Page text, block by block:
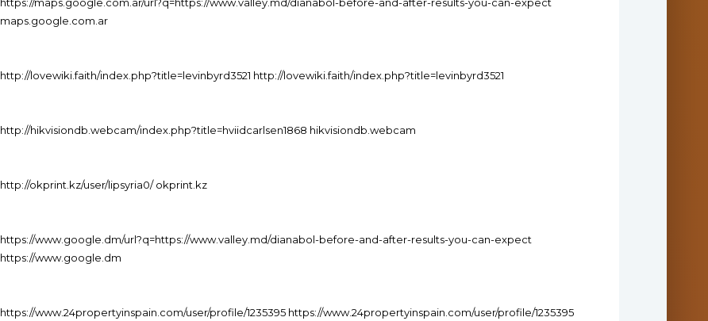
maps.google.com.ar
http://lovewiki.faith/index.php?title=levinbyrd3521 http://lovewiki.faith/index.php?title=levinbyrd3521
http://hikvisiondb.webcam/index.php?title=hviidcarlsen1868 hikvisiondb.webcam
http://okprint.kz/user/lipsyria0/ okprint.kz
https://www.google.dm/url?q=https://www.valley.md/dianabol-before-and-after-results-you-can-expect
https://www.google.dm
https://www.24propertyinspain.com/user/profile/1235395 https://www.24propertyinspain.com/user/profile/1235395